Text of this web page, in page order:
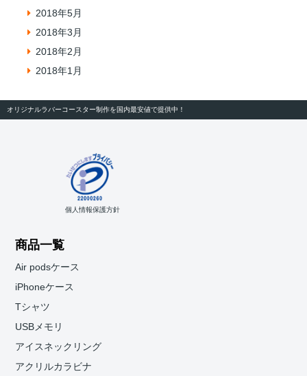
2018年5月
2018年3月
2018年2月
2018年1月
オリジナルラバーコースター制作を国内最安値で提供中！
個人情報保護方針
商品一覧
Air podsケース
iPhoneケース
Tシャツ
USBメモリ
アイスネックリング
アクリルカラビナ